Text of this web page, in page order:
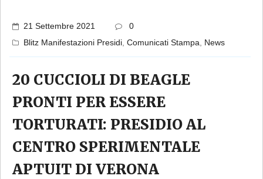
21 Settembre 2021
0
Blitz Manifestazioni Presidi Comunicati Stampa News
20 CUCCIOLI DI BEAGLE
PRONTI PER ESSERE
TORTURATI: PRESIDIO AL
CENTRO SPERIMENTALE
APTUIT DI VERONA